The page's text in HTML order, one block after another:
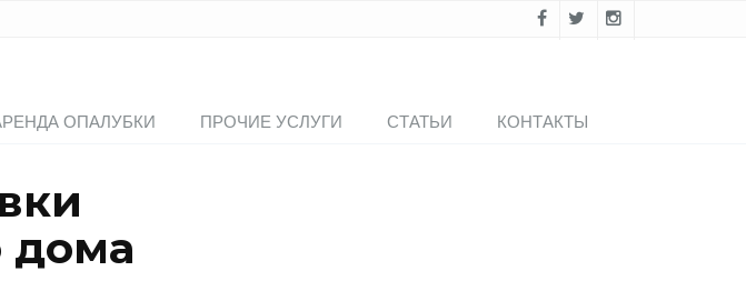
ОПАЛУБКИ ПРОЧИЕ УСЛУГИ СТАТЬИ КОНТАКТЫ
дома